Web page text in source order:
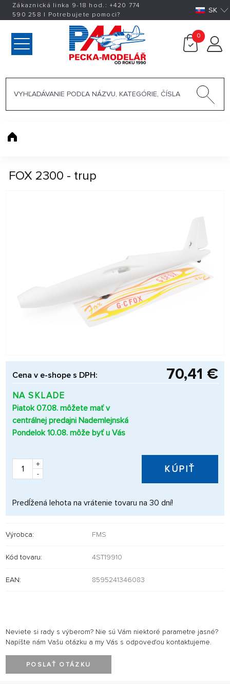
Zákaznická linka 9-18 hod.:+420 774
590 258 | Potrebujete pomoci? SK
0
FOX 2300 - trup
Cena v e-shope s DPH: 70,41 €
NA SKLADE
Piatok 07.08. môžete mať v
centrálnej predajni Nademlejnská
Pondelok 10.08. môže byť u Vás
+
-
KÚPIŤ
Predĺžená lehota na vrátenie tovaru na 30 dní!
Výrobca: FMS
Kód tovaru: 4ST19910
EAN: 8595241346083
Neviete si rady s výberom? Nie sú Vám niektoré parametre jasné?
Napíšte nám Vašu otázku a my Vás s odpoveďou kontaktujeme.
POSLAŤ OTÁZKU